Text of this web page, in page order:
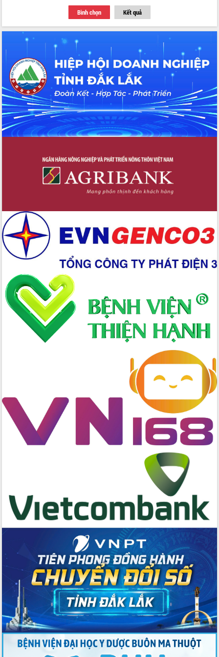
Tập huấn ứng dụng trí tuệ nhân tạo (AI)
trong thương mại điện tử năm 2026
Đoàn đại biểu Quốc hội tỉnh Đắk Lắk
trao đổi thông tin trước Kỳ họp thứ
nhất, Quốc hội khóa XVI
Quyết liệt cải cách hành chính, khơi
thông nguồn lực phát triển
Nâng cao hiệu lực, hiệu quả HĐND
tỉnh thông qua hiện đại hóa hành chính
Xã Ea Phê gắn cải cách hành chính với
chuyển đổi số
Phó Chủ tịch Thường trực UBND tỉnh
Hồ Thị Nguyên Thảo làm việc tại Trung
Xây dựng nền hành chính số đồng
hành cùng nông dân dân, doanh nghiệp
Giai đoạn 2026-2030, Đắk Lắk phấn
mới
Chuyển đổi số 'mở đường' cho nông
nghiệp Đắk Lắk tăng trưởng bứt phá
Triển khai đồng bộ đo đạc, lập hồ sơ
địa chính, hoàn thiện cơ sở dữ liệu đất
Ứng dụng sinh trắc học - Bước tiến
trong hành trình chuyển đổi số tại Đắk
Lắk
Đắk Lắk nâng cao hiệu quả công tác
Đảng từ Sổ tay đảng viên điện tử
Đắk Lắk đẩy mạnh nuôi biển công
nghệ, hướng tới phát triển thủy sản
Quyền của người tiêu dùng Việt Nam
2026
Đẩy mạnh cải cách hành chính, quyết
tâm đạt được mục tiêu tăng trưởng
hai con số trong năm 2026
Nhân dân tỉnh
Bệnh án điện tử thúc đẩy chuyển đổi
số y tế tại Đắk Lắk
không gian tri thức trong thời đại số
Đánh giá, rút kinh nghiệm công tác tổ
chức diễn tập trước ngày bầu cử
Chương trình “Gặp gỡ hữu nghị –
Friendship Meeting New Year 2026”
Bầu cử Quốc hội và HĐND: Cử tri Đắk
Lắk gửi gắm niềm tin, kỳ vọng vào lá
phiếu
Đắk Lắk sẵn sàng các điều kiện cho
Ngày hội bầu cử đại biểu Quốc hội
khóa XVI và HĐND các cấp nhiệm kỳ
Bình chọn Kết quả